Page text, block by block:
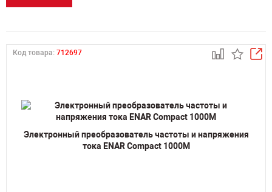
Код товара: 712697
Электронный преобразователь частоты и напряжения
тока ENAR Compact 1000M